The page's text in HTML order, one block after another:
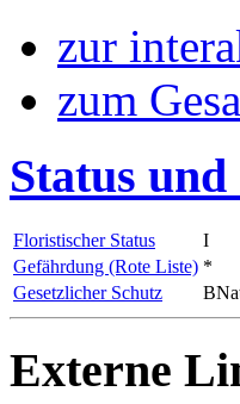
zur
zum
Status
Floristischer Status I
Gefährdung (Rote Liste) *
Gesetzlicher Schutz
Externe